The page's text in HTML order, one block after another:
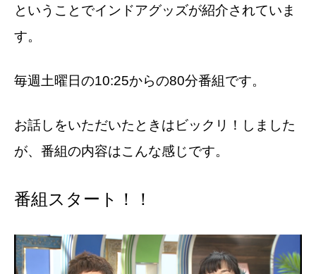
ということでインドアグッズが紹介されていま
す。
毎週土曜日の10:25からの80分番組です。
お話しをいただいたときはビックリ！しました
が、番組の内容はこんな感じです。
番組スタート！！